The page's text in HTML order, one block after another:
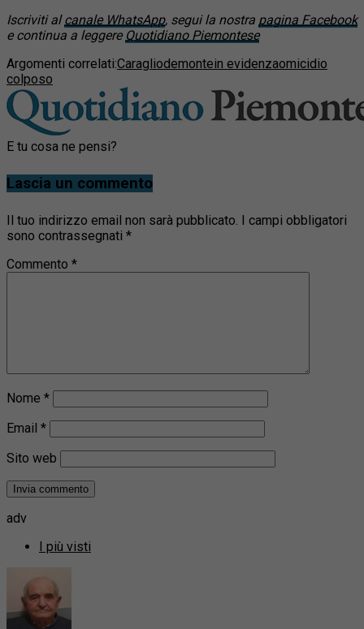
Iscriviti alcanale WhatsApp, segui la nostra pagina Facebook
e continua a leggere Quotidiano Piemontese
Argomenti correlati:Caragliodemontein evidenzaomicidio
colposo
E tu cosa ne pensi?
Lascia un commento
Il tuo indirizzo email non sarà pubblicato. I campi obbligatori
sono contrassegnati *
Commento *
Nome *
Email *
Sito web
adv
I più visti